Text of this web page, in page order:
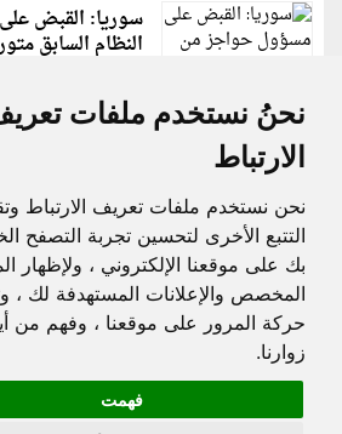
نحنُ نستخدم ملفات
الارتباط
نحن نستخدم ملفات تعريف الارتباط
التتبع الأخرى لتحسين تجربة التصفح
بك على موقعنا الإلكتروني ، ولإظهار
المخصص والإعلانات المستهدفة لك ،
حركة المرور على موقعنا ، وفهم من
زوارنا.
فهمت
سوريا: القبض
النظام السابق
جميع الحقوق محفوظة لدنيا الوطن © 2003 -
Privacy Policy